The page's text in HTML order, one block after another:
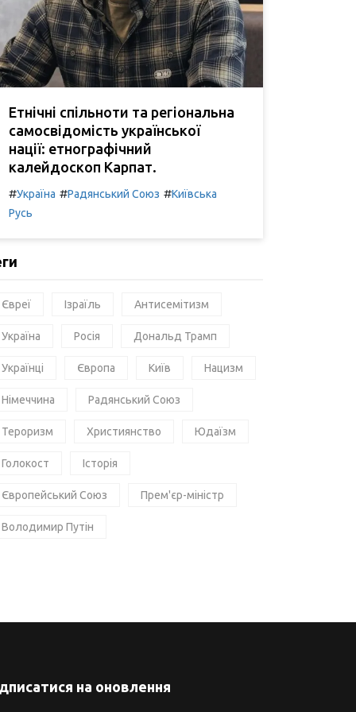
Етнічні спільноти та регіональна
самосвідомість української
нації: етнографічний
калейдоскоп Карпат.
#Україна #Радянський Союз #Київська
Русь
Євреї Ізраїль Антисемітизм
Україна Росія Дональд Трамп
Українці Європа Київ Нацизм
Німеччина Радянський Союз
Тероризм Християнство Юдаїзм
Голокост Історія
Європейський Союз Прем'єр-міністр
Володимир Путін
на оновлення